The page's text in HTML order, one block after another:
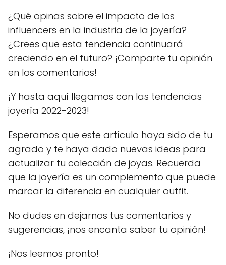
¿Qué opinas sobre el impacto de los
influencers en la industria de la joyería?
¿Crees que esta tendencia continuará
creciendo en el futuro? ¡Comparte tu opinión
en los comentarios!
¡Y hasta aquí llegamos con las tendencias
joyería 2022-2023!
Esperamos que este artículo haya sido de tu
agrado y te haya dado nuevas ideas para
actualizar tu colección de joyas. Recuerda
que la joyería es un complemento que puede
marcar la diferencia en cualquier outfit.
No dudes en dejarnos tus comentarios y
sugerencias, ¡nos encanta saber tu opinión!
¡Nos leemos pronto!